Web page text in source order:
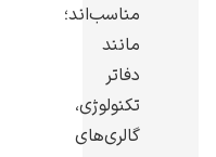
مناسب‌اند؛
مانند
دفاتر
تکنولوژی،
گالری‌های